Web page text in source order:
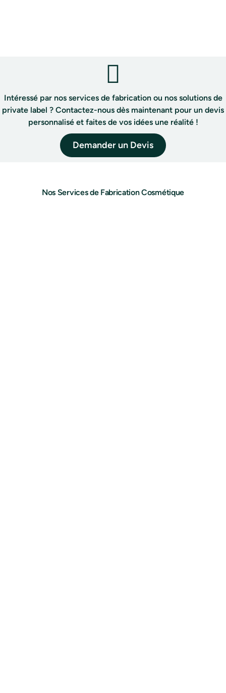
Intéressé par nos services de fabrication ou nos solutions de
private label ? Contactez-nous dès maintenant pour un devis
personnalisé et faites de vos idées une réalité !
Demander un Devis
Nos Services de Fabrication Cosmétique